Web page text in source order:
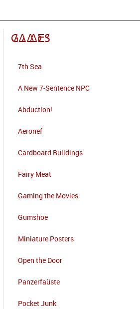
Games
7th Sea
A New 7-Sentence NPC
Abduction!
Aeronef
Cardboard Buildings
Fairy Meat
Gaming the Movies
Gumshoe
Miniature Posters
Open the Door
Panzerfaüste
Pocket Junk